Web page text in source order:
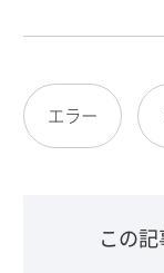
エラー
この